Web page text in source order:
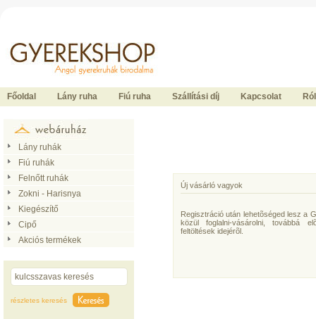
Főoldal Lány ruha Fiú ruha Szállítási díj Kapcsolat
Lány ruhák
Fiú ruhák
Felnőtt ruhák
Zokni - Harisnya
Kiegészítő
Cipő
Akciós termékek
részletes keresés
Új vásárló vagyok
Regisztráció után lehetõséged lesz a
közül foglalni-vásárolni, továbbá
feltöltések idejérõl.